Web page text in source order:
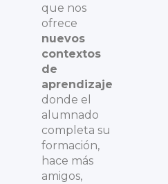
que nos
ofrece
nuevos
contextos
de
aprendizaje
donde el
alumnado
completa su
formación,
hace más
amigos,